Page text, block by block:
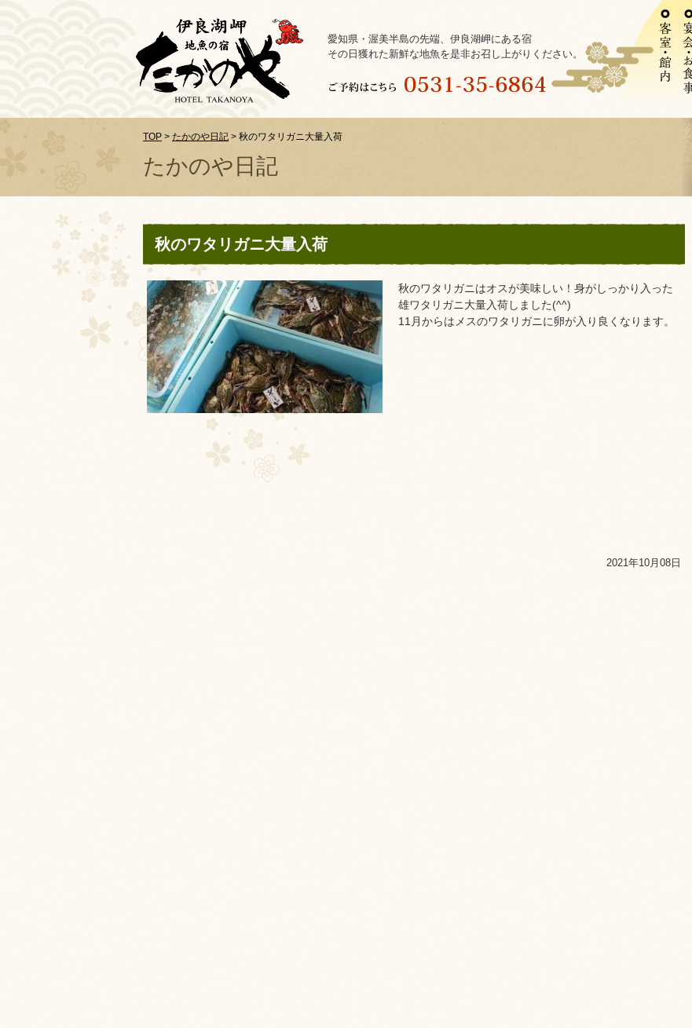
愛知県・渥美半島の先端、伊良湖岬にある宿
その日獲れた新鮮な地魚を是非お召し上がりください。
TOP > たかのや日記 > 秋のワタリガニ大量入荷
たかのや日記
秋のワタリガニ大量入荷
秋のワタリガニはオスが美味しい！身がしっかり入った
雄ワタリガニ大量入荷しました(^^)
11月からはメスのワタリガニに卵が入り良くなります。
2021年10月08日